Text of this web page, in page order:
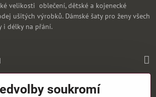
velikosti oblečení, dětské a kojenecké
ušitých výrobků. Dámské šaty pro ženy všech
i délky na přání.
soukromí